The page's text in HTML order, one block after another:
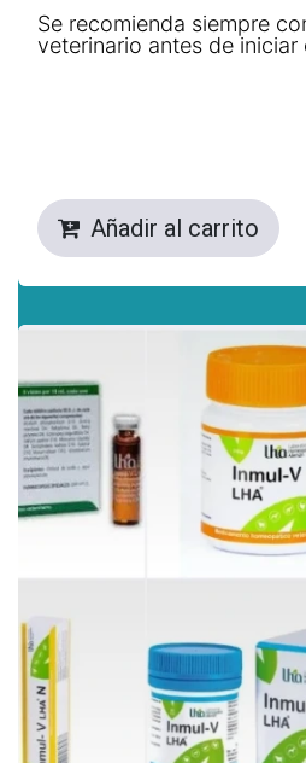
Se recomienda siempre
veterinario antes de iniciar
Añadir al carrito